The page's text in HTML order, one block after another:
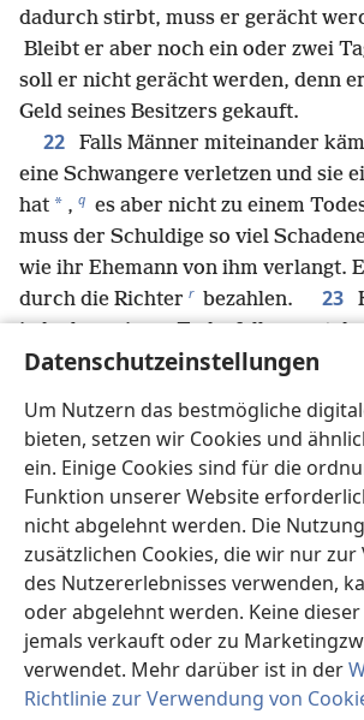
Datenschutzeinstellungen
Um Nutzern das bestmögliche
bieten, setzen wir Cookies und
ein. Einige Cookies sind für die
Funktion unserer Website
nicht abgelehnt werden. Die
zusätzlichen Cookies, die wir nur zur
des Nutzererlebnisses verwenden,
oder abgelehnt werden. Keine
jemals verkauft oder zu
verwendet. Mehr darüber ist in der
Richtlinie zur Verwendung von
dadurch stirbt, muss er gerächt
Bleibt er aber noch ein oder zwei
soll er nicht gerächt werden, denn
Geld seines Besitzers gekauft.
22
Falls Männer miteinander
eine Schwangere verletzen und sie
hat * , q es aber nicht zu einem
muss der Schuldige so viel
wie ihr Ehemann von ihm verlangt.
durch die Richter r bezahlen. 23
jedoch zu einem Todesfall, musst
* geben. s 24 Auge soll für Auge
t 25 Brandmal für Brandmal,
Schlag für Schlag.
26 Falls ein Mann seinen
Sklavin so aufs Auge schlägt, dass er
Augenlicht verliert, soll er den
Entschädigung dafür freilassen.
seinem Sklaven oder seiner Sklavin
ausschlägt, soll er den Betreffenden
Entschädigung für den Zahn
28 Falls ein Stier einen Mann